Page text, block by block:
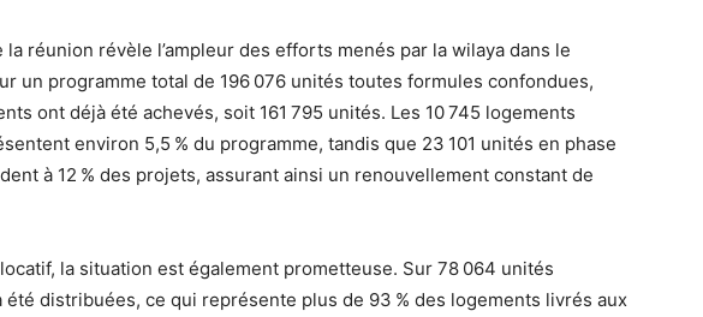
réunion révèle l’ampleur des efforts menés par la wilaya dans le
un programme total de 196 076 unités toutes formules confondues,
ont déjà été achevés, soit 161 795 unités. Les 10 745 logements
environ 5,5 % du programme, tandis que 23 101 unités en phase
à 12 % des projets, assurant ainsi un renouvellement constant de
la situation est également prometteuse. Sur 78 064 unités
été distribuées, ce qui représente plus de 93 % des logements livrés aux